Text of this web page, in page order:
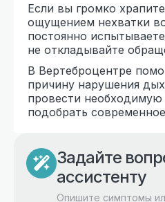
Если вы громко
ощущением нехватки
постоянно
не откладывайте
В Вертеброцентре
причину нарушения
провести необходимую
подобрать
Задайте
ассистенту
Опишите симптомы